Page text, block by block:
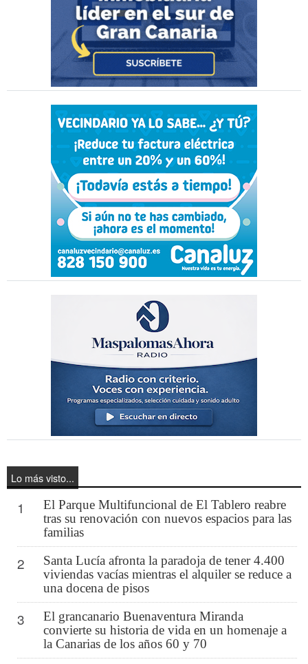
Lo más visto...
1
El Parque Multifuncional de El Tablero reabre
tras su renovación con nuevos espacios para las
familias
2
Santa Lucía afronta la paradoja de tener 4.400
viviendas vacías mientras el alquiler se reduce a
una docena de pisos
3
El grancanario Buenaventura Miranda
convierte su historia de vida en un homenaje a
la Canarias de los años 60 y 70